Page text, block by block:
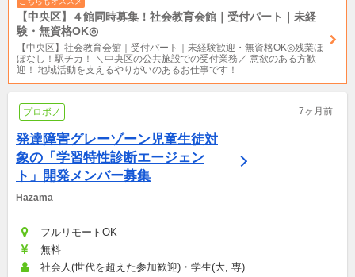
【中央区】４館同時募集！社会教育会館｜受付パート｜未経
験・無資格OK◎
【中央区】社会教育会館｜受付パート｜未経験歓迎・無資格OK◎残業ほ
ぼなし！駅チカ！ ＼中央区の公共施設での受付業務／ 意欲のある方歓
迎！ 地域活動を支えるやりがいのあるお仕事です！
プロボノ 7ヶ月前
発達障害グレーゾーン児童生徒対
象の「学習特性診断エージェン
ト」開発メンバー募集
Hazama
フルリモートOK
無料
社会人(世代を超えた参加歓迎)・学生(大, 専)